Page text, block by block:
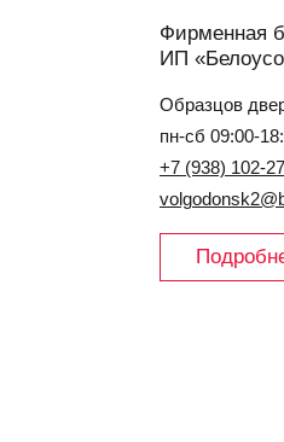
Фирменная
ИП
Образцов
пн-сб 09:00-
+7 (938) 102-